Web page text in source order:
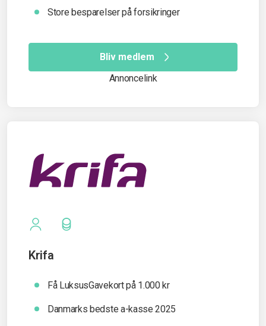
Store besparelser på forsikringer
Bliv medlem
Annoncelink
Krifa
Få LuksusGavekort på 1.000 kr
Danmarks bedste a-kasse 2025